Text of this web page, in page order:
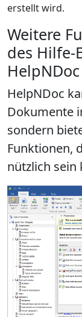
erstellt wird.
Weitere
des Hilfe-
HelpNDoc
HelpNDoc
Dokumente
sondern
Funktionen,
nützlich sein